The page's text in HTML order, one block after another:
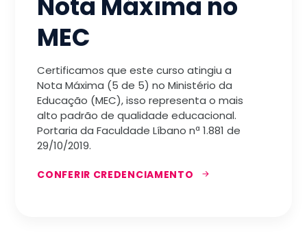
MEC
Certificamos que este curso atingiu a
Nota Máxima (5 de 5) no Ministério da
Educação (MEC), isso representa o mais
alto padrão de qualidade educacional.
Portaria da Faculdade Líbano nª 1.881 de
29/10/2019.
CONFERIR CREDENCIAMENTO